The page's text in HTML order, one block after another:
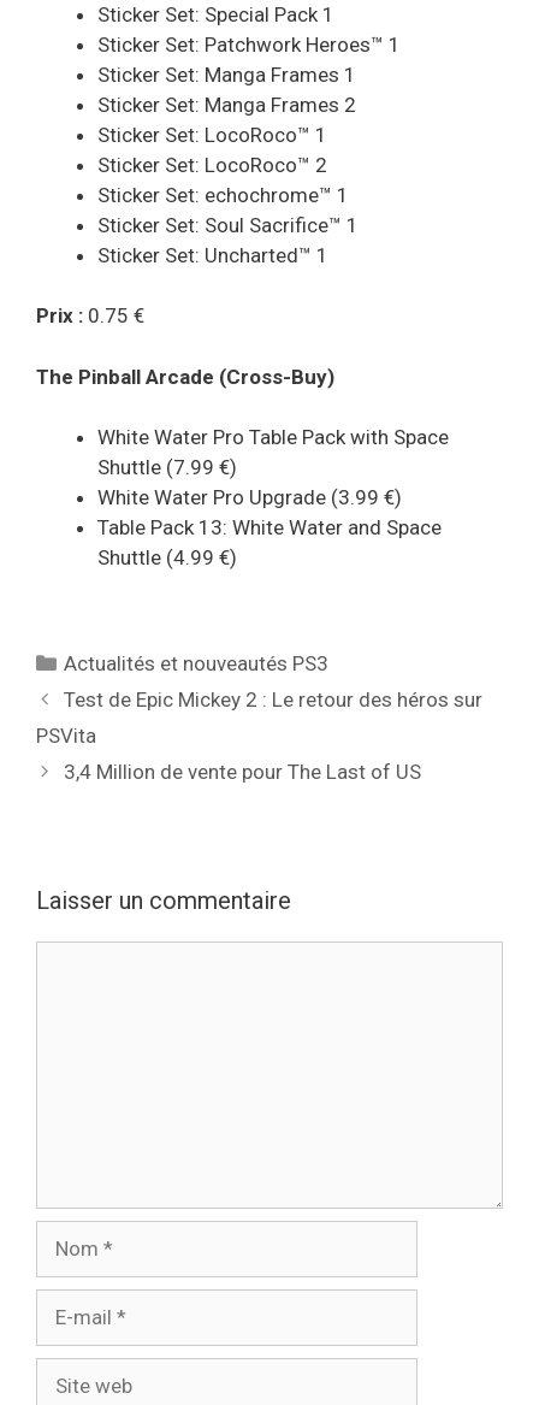
Sticker Set: Special Pack 1
Sticker Set: Patchwork Heroes™ 1
Sticker Set: Manga Frames 1
Sticker Set: Manga Frames 2
Sticker Set: LocoRoco™ 1
Sticker Set: LocoRoco™ 2
Sticker Set: echochrome™ 1
Sticker Set: Soul Sacrifice™ 1
Sticker Set: Uncharted™ 1
Prix : 0.75 €
The Pinball Arcade (Cross-Buy)
White Water Pro Table Pack with Space
Shuttle (7.99 €)
White Water Pro Upgrade (3.99 €)
Table Pack 13: White Water and Space
Shuttle (4.99 €)
Catégories
Actualités et nouveautés PS3
Test de Epic Mickey 2 : Le retour des héros sur
PSVita
3,4 Million de vente pour The Last of US
Laisser un commentaire
mail